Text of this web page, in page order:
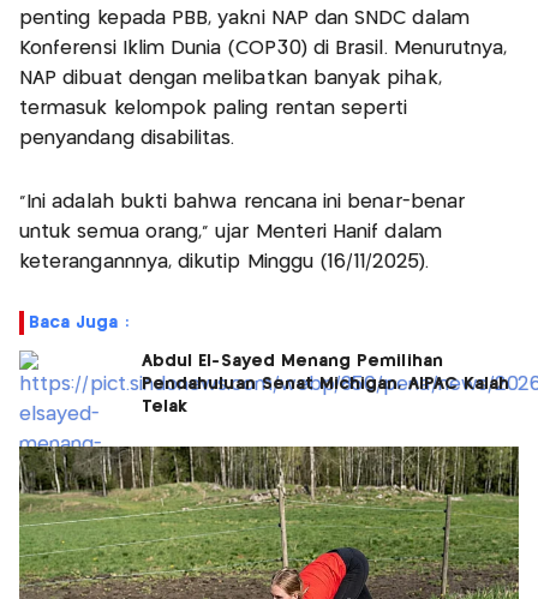
penting kepada PBB, yakni NAP dan SNDC dalam
Konferensi Iklim Dunia (COP30) di Brasil. Menurutnya,
NAP dibuat dengan melibatkan banyak pihak,
termasuk kelompok paling rentan seperti
penyandang disabilitas.
“Ini adalah bukti bahwa rencana ini benar-benar
untuk semua orang,” ujar Menteri Hanif dalam
keterangannnya, dikutip Minggu (16/11/2025).
Baca Juga :
Abdul El-Sayed Menang Pemilihan
Pendahuluan Senat Michigan, AIPAC Kalah
Telak